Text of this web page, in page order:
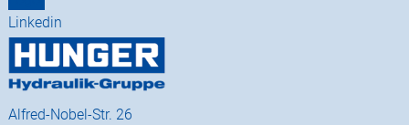
Alfred-Nobel-Str. 26